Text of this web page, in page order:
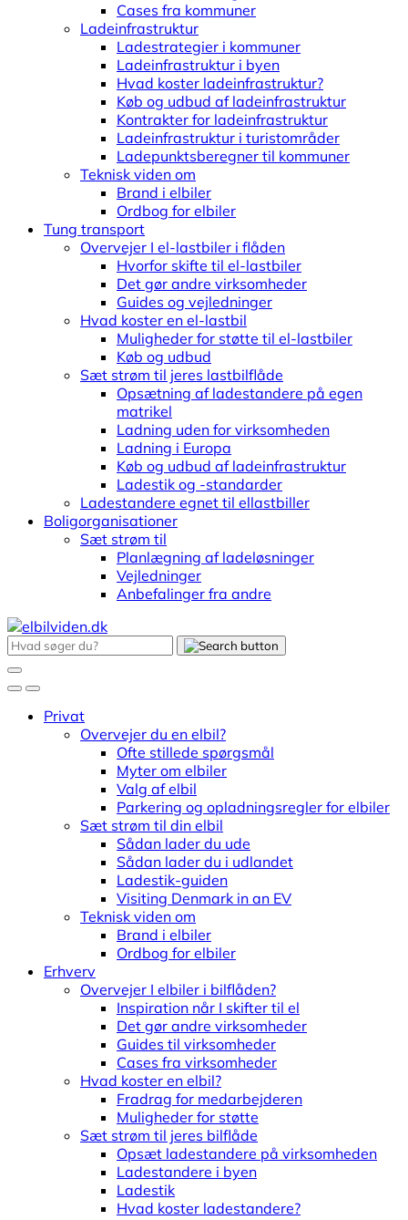
Cases fra kommuner
Ladeinfrastruktur
Ladestrategier i kommuner
Ladeinfrastruktur i byen
Hvad koster ladeinfrastruktur?
Køb og udbud af ladeinfrastruktur
Kontrakter for ladeinfrastruktur
Ladeinfrastruktur i turistområder
Ladepunktsberegner til kommuner
Teknisk viden om
Brand i elbiler
Ordbog for elbiler
Tung transport
Overvejer I el-lastbiler i flåden
Hvorfor skifte til el-lastbiler
Det gør andre virksomheder
Guides og vejledninger
Hvad koster en el-lastbil
Muligheder for støtte til el-lastbiler
Køb og udbud
Sæt strøm til jeres lastbilflåde
Opsætning af ladestandere på egen
matrikel
Ladning uden for virksomheden
Ladning i Europa
Køb og udbud af ladeinfrastruktur
Ladestik og -standarder
Ladestandere egnet til ellastbiller
Boligorganisationer
Sæt strøm til
Planlægning af ladeløsninger
Vejledninger
Anbefalinger fra andre
Privat
Overvejer du en elbil?
Ofte stillede spørgsmål
Myter om elbiler
Valg af elbil
Parkering og opladningsregler for elbiler
Sæt strøm til din elbil
Sådan lader du ude
Sådan lader du i udlandet
Ladestik-guiden
Visiting Denmark in an EV
Teknisk viden om
Brand i elbiler
Ordbog for elbiler
Erhverv
Overvejer I elbiler i bilflåden?
Inspiration når I skifter til el
Det gør andre virksomheder
Guides til virksomheder
Cases fra virksomheder
Hvad koster en elbil?
Fradrag for medarbejderen
Muligheder for støtte
Sæt strøm til jeres bilflåde
Opsæt ladestandere på virksomheden
Ladestandere i byen
Ladestik
Hvad koster ladestandere?